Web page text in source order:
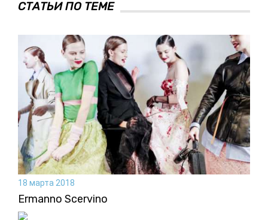
СТАТЬИ ПО ТЕМЕ
18 марта 2018
Ermanno Scervino